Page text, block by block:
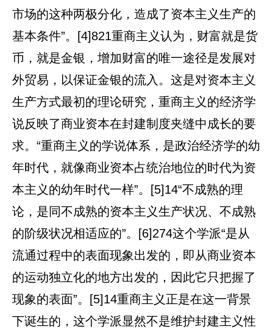
市场的这种两极分化，造成了资本主义生产的
基本条件”。[4]821重商主义认为，财富就是货
币，就是金银，增加财富的唯一途径是发展对
外贸易，以保证金银的流入。这是对资本主义
生产方式最初的理论研究，重商主义的经济学
说反映了商业资本在封建制度夹缝中成长的要
求。“重商主义的学说体系，是政治经济学的幼
年时代，就像商业资本占统治地位的时代为资
本主义的幼年时代一样”。[5]14“不成熟的理
论，是同不成熟的资本主义生产状况、不成熟
的阶级状况相适应的”。[6]274这个学派“是从
流通过程中的表面现象出发的，即从商业资本
的运动独立化的地方出发的，因此它只把握了
现象的表面”。[5]14重商主义正是在这一背景
下诞生的，这个学派显然不是维护封建主义性